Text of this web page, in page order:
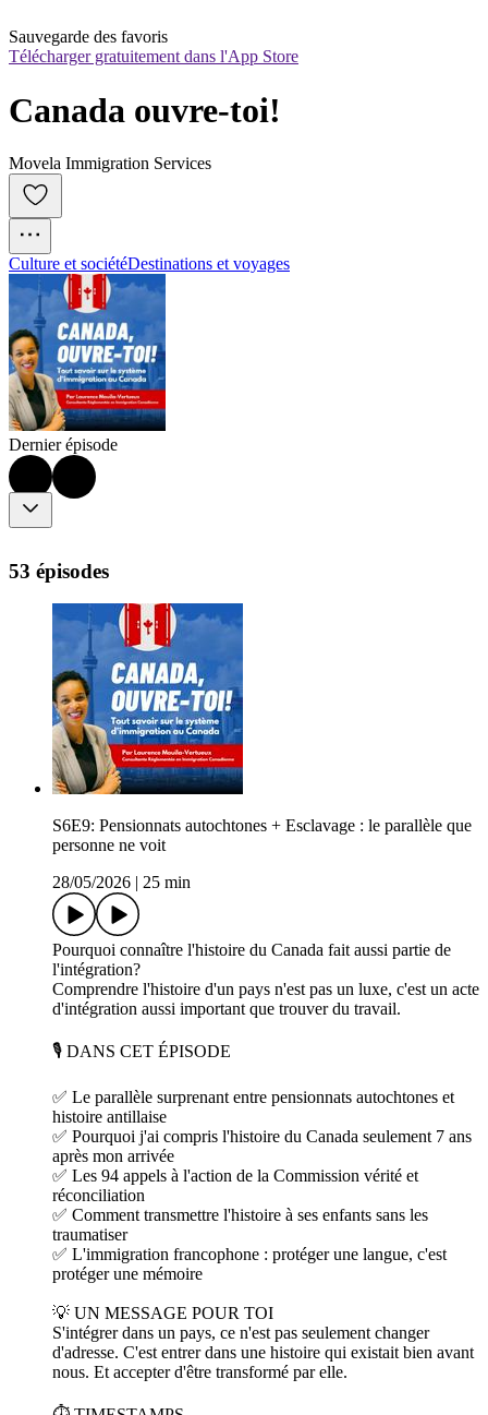
Sauvegarde des favoris
Télécharger gratuitement dans l'App Store
Canada ouvre-toi!
Movela Immigration Services
Culture et sociétéDestinations et voyages
Dernier épisode
53 épisodes
S6E9: Pensionnats autochtones + Esclavage : le parallèle que
personne ne voit
28/05/2026
25 min
Pourquoi connaître l'histoire du Canada fait aussi partie de
l'intégration?
Comprendre l'histoire d'un pays n'est pas un luxe, c'est un acte
d'intégration aussi important que trouver du travail.
🎙️ DANS CET ÉPISODE
✅ Le parallèle surprenant entre pensionnats autochtones et
histoire antillaise
✅ Pourquoi j'ai compris l'histoire du Canada seulement 7 ans
après mon arrivée
✅ Les 94 appels à l'action de la Commission vérité et
réconciliation
✅ Comment transmettre l'histoire à ses enfants sans les
traumatiser
✅ L'immigration francophone : protéger une langue, c'est
protéger une mémoire
💡 UN MESSAGE POUR TOI
S'intégrer dans un pays, ce n'est pas seulement changer
d'adresse. C'est entrer dans une histoire qui existait bien avant
nous. Et accepter d'être transformé par elle.